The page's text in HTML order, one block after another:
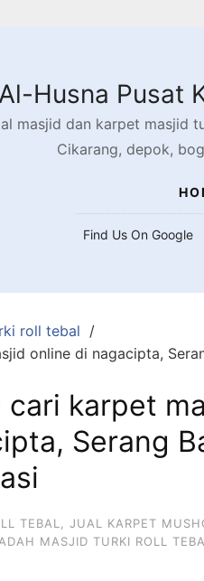
Husna Pusat
masjid dan karpet masjid
Cikarang, depok,
Find Us On Google
roll tebal
online di nagacipta,
karpet
Serang
TEBAL
JUAL KARPET
MASJID TURKI ROLL